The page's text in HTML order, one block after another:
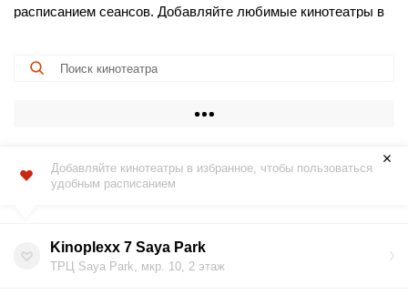
расписанием сеансов. Добавляйте любимые кинотеатры в
билеты в кино онлайн без очередей. Это просто, быстро и
Не пропустите премьеры – бронируйте места заранее.
Добавляйте кинотеатры в избранное, чтобы пользоваться
удобным расписанием
Kinoplexx 7 Saya Park
ТРЦ Saya Park, мкр. 10, 2 этаж